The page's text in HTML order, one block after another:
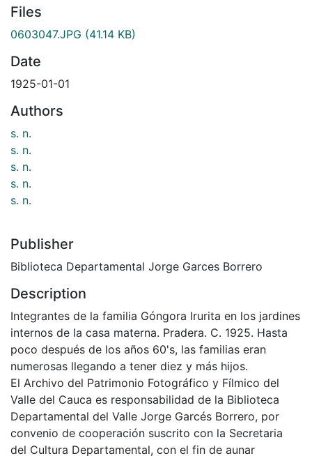
Files
0603047.JPG (41.14 KB)
Date
1925-01-01
Authors
s. n.
s. n.
s. n.
s. n.
s. n.
Publisher
Biblioteca Departamental Jorge Garces Borrero
Description
Integrantes de la familia Góngora Irurita en los jardines
internos de la casa materna. Pradera. C. 1925. Hasta
poco después de los años 60's, las familias eran
numerosas llegando a tener diez y más hijos.
El Archivo del Patrimonio Fotográfico y Fílmico del
Valle del Cauca es responsabilidad de la Biblioteca
Departamental del Valle Jorge Garcés Borrero, por
convenio de cooperación suscrito con la Secretaria
del Cultura Departamental, con el fin de aunar